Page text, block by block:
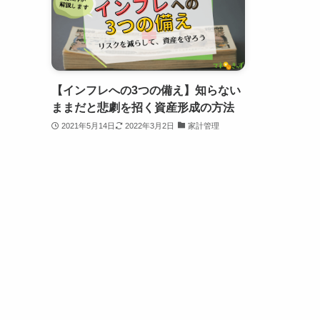
【インフレへの3つの備え】知らない
ままだと悲劇を招く資産形成の方法
2021年5月14日 2022年3月2日 家計管理